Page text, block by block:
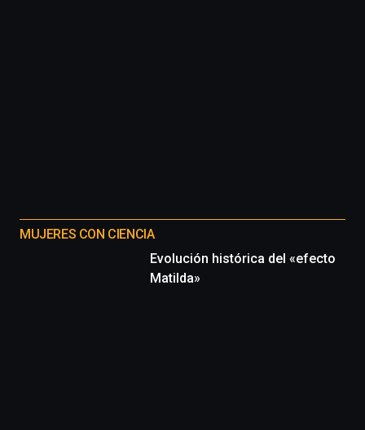
MUJERES CON CIENCIA
Evolución histórica del «efecto
Matilda»